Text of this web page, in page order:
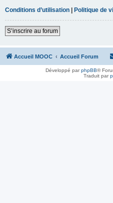
Conditions d’utilisation | Politique de
S’inscrire au forum
Accueil MOOC Accueil Forum
Développé parphpBB®
Traduit par